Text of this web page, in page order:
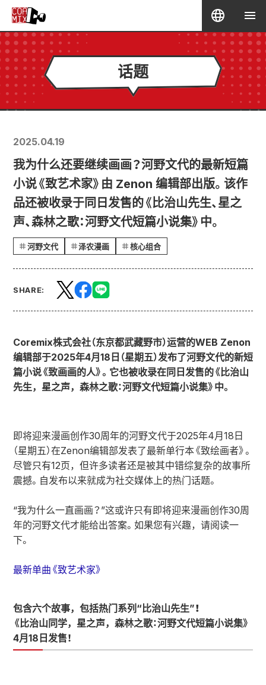
话题
2025.04.19
我为什么还要继续画画？河野文代的最新短篇
小说《致艺术家》由 Zenon 编辑部出版。该作
品还被收录于同日发售的《比治山先生、星之
声、森林之歌：河野文代短篇小说集》中。
河野文代 泽农漫画 核心组合
SHARE:
Coremix株式会社（东京都武藏野市）运营的WEB Zenon
编辑部于2025年4月18日（星期五）发布了河野文代的新短
篇小说《致画画的人》。它也被收录在同日发售的《比治山
先生，星之声，森林之歌：河野文代短篇小说集》中。
即将迎来漫画创作30周年的河野文代于2025年4月18日
（星期五）在Zenon编辑部发表了最新单行本《致绘画者》。
尽管只有12页，但许多读者还是被其中错综复杂的故事所
震撼。自发布以来就成为社交媒体上的热门话题。
“我为什么一直画画？”这或许只有即将迎来漫画创作30周
年的河野文代才能给出答案。如果您有兴趣，请阅读一
下。
最新单曲《致艺术家》
包含六个故事，包括热门系列“比治山先生”！
《比治山同学，星之声，森林之歌：河野文代短篇小说集》
4月18日发售！